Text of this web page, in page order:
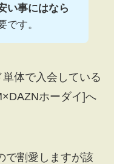
い事にはなら
です。
単体で入会している
ホーダイ]へ
で割愛しますが該